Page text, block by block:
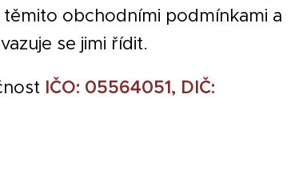
obchodními podmínkami a
se jimi řídit.
IČO: 05564051, DIČ: